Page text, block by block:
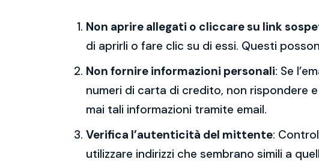
Non aprire allegati o cliccare su link
di aprirli o fare clic su di essi. Questi
Non fornire informazioni personali: Se
numeri di carta di credito, non rispondere
mai tali informazioni tramite email.
Verifica l’autenticità del mittente:
utilizzare indirizzi che sembrano simili a